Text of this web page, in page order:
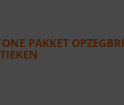
PAKKET